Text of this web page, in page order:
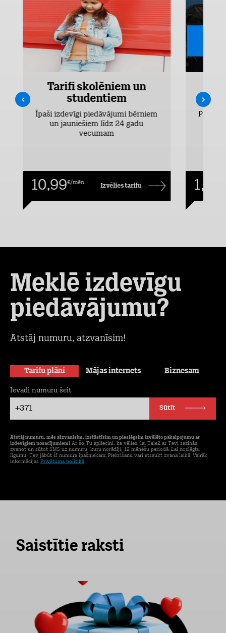
Tarifi skolēniem un
studentiem
Īpaši izdevīgi piedāvājumi bērniem
un jauniešiem līdz 24 gadu
vecumam
10,99€/mēn. Izvēlies tarifu 1,00
Meklē izdevīgu
piedāvājumu?
Atstāj numuru, atzvanīsim!
Tarifu plāni Mājas internets Biznesam
+371
Ievadi numuru šeit
Sūtīt
Atstāj numuru, mēs atzvanīsim, izstāstīsim un pieslēgsim izvēlēto pakalpojumu ar
izdevīgiem nosacījumiem! Ar šo Tu apliecini, ka vēlies, lai Tele2 ar Tevi sazinās,
zvanot un sūtot SMS uz numuru, kuru norādīji, 12 mēnešu periodā. Lai noslēgtu
līgumu, Tev jābūt šī numura īpašniekam. Piekrišanu vari atsaukt zvana laikā. Vairāk
informācijas Privātuma politikā.
Saistītie raksti